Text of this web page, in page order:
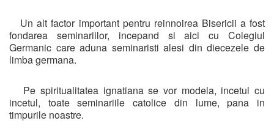
Un alt factor important pentru reinnoirea Bisericii a fost
fondarea seminariilor, incepand si aici cu Colegiul
Germanic care aduna seminaristi alesi din diecezele de
limba germana.
Pe spiritualitatea ignatiana se vor modela, incetul cu
incetul, toate seminariile catolice din lume, pana in
timpurile noastre.